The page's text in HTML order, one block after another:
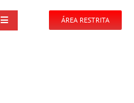
ÁREA RESTRITA